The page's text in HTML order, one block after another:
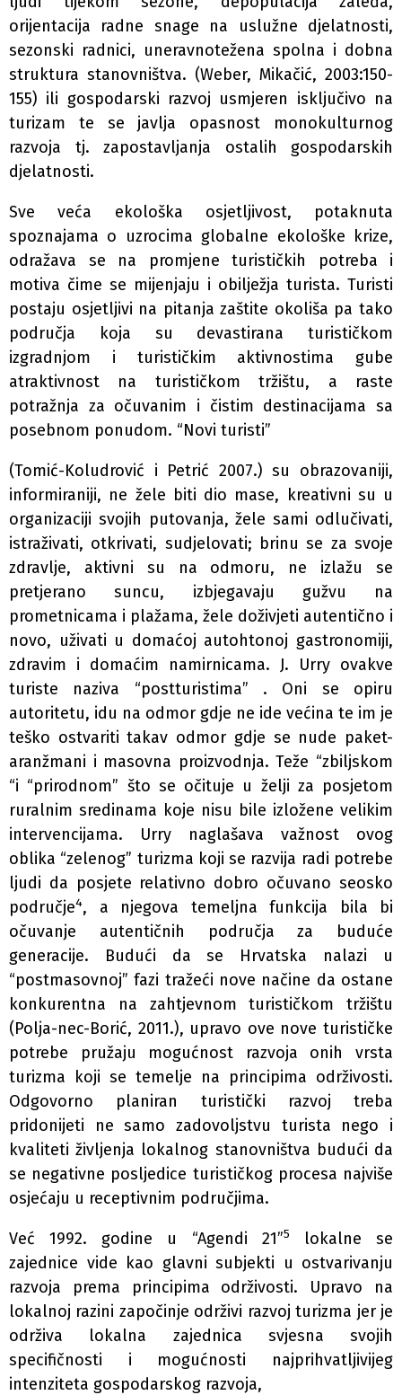
orijentacija radne snage na uslužne djelatnosti,
sezonski radnici, uneravnotežena spolna i dobna
struktura stanovništva. (Weber, Mikačić, 2003:150-
155) ili gospodarski razvoj usmjeren isključivo na
turizam te se javlja opasnost monokulturnog
razvoja tj. zapostavljanja ostalih gospodarskih
djelatnosti.
Sve veća ekološka osjetljivost, potaknuta
spoznajama o uzrocima globalne ekološke krize,
odražava se na promjene turističkih potreba i
motiva čime se mijenjaju i obilježja turista. Turisti
postaju osjetljivi na pitanja zaštite okoliša pa tako
područja koja su devastirana turističkom
izgradnjom i turističkim aktivnostima gube
atraktivnost na turističkom tržištu, a raste
potražnja za očuvanim i čistim destinacijama sa
posebnom ponudom. “Novi turisti”
(Tomić-Koludrović i Petrić 2007.) su obrazovaniji,
informiraniji, ne žele biti dio mase, kreativni su u
organizaciji svojih putovanja, žele sami odlučivati,
istraživati, otkrivati, sudjelovati; brinu se za svoje
zdravlje, aktivni su na odmoru, ne izlažu se
pretjerano suncu, izbjegavaju gužvu na
prometnicama i plažama, žele doživjeti autentično i
novo, uživati u domaćoj autohtonoj gastronomiji,
zdravim i domaćim namirnicama. J. Urry ovakve
turiste naziva “postturistima” . Oni se opiru
autoritetu, idu na odmor gdje ne ide većina te im je
teško ostvariti takav odmor gdje se nude paket-
aranžmani i masovna proizvodnja. Teže “zbiljskom
“i “prirodnom” što se očituje u želji za posjetom
ruralnim sredinama koje nisu bile izložene velikim
intervencijama. Urry naglašava važnost ovog
oblika “zelenog” turizma koji se razvija radi potrebe
ljudi da posjete relativno dobro očuvano seosko
područje4, a njegova temeljna funkcija bila bi
očuvanje autentičnih područja za buduće
generacije. Budući da se Hrvatska nalazi u
“postmasovnoj” fazi tražeći nove načine da ostane
konkurentna na zahtjevnom turističkom tržištu
(Polja-nec-Borić, 2011.), upravo ove nove turističke
potrebe pružaju mogućnost razvoja onih vrsta
turizma koji se temelje na principima održivosti.
Odgovorno planiran turistički razvoj treba
pridonijeti ne samo zadovoljstvu turista nego i
kvaliteti življenja lokalnog stanovništva budući da
se negativne posljedice turističkog procesa najviše
osjećaju u receptivnim područjima.
Već 1992. godine u “Agendi 21”5
lokalne se
zajednice vide kao glavni subjekti u ostvarivanju
razvoja prema principima održivosti. Upravo na
lokalnoj razini započinje održivi razvoj turizma jer je
održiva lokalna zajednica svjesna svojih
specifičnosti i mogućnosti najprihvatljivijeg
intenziteta gospodarskog razvoja,